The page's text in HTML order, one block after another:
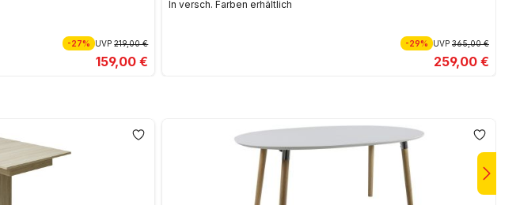
-27% UVP219,00 €
159,00 €
In versch. Farben erhältlich
-29% UVP 365,00 €
259,00 €